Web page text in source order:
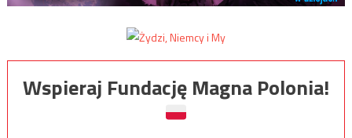
Wspieraj Fundację Magna Polonia!